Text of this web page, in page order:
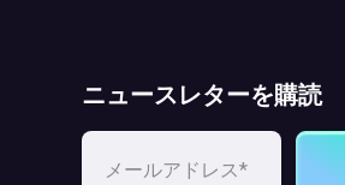
ニュースレターを購読